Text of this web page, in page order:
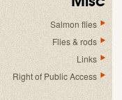
Salmon flies
Flies & rods
Links
Right of Public Access